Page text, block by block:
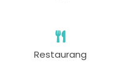
Restaurang